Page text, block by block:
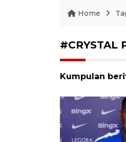
Home
#CRYSTAL
Kumpulan